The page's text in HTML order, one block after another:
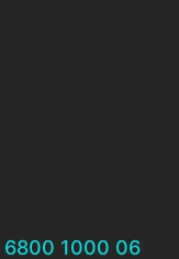
6800 1000 06